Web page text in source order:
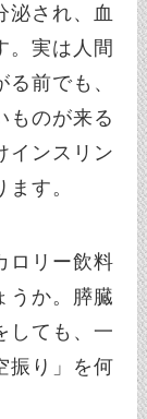
泌され、血
。実は人間
前でも、
ものが来る
インスリン
す。
ロリー飲料
うか。膵臓
しても、一
振り」を何